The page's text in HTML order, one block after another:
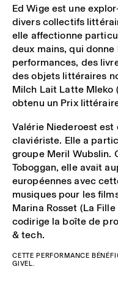
Ed Wige est une
divers collectifs
elle affectionne
deux mains, qui
performances, des
des objets littéraires
Milch Lait Latte Mleko
obtenu un Prix
Valérie Niederoest
claviériste. Elle a
groupe Meril Wubslin.
Toboggan, elle avait
européennes avec
musiques pour les
Marina Rosset (La
codirige la boîte de
& tech.
CETTE PERFORMANCE
GIVEL.